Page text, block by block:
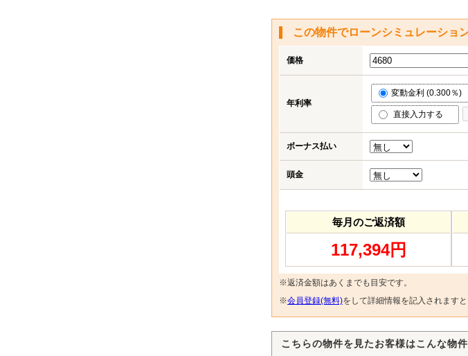
この物件でローンシミュレーショ
価格
年利率
変動金利 (0.300％)
直接入力する
ボーナス払い
頭金
毎月のご返済額
117,394円
※返済金額はあくまでも目安です。
※会員登録(無料)をして詳細情報を記入されます
こちらの物件を見たお客様はこんな物